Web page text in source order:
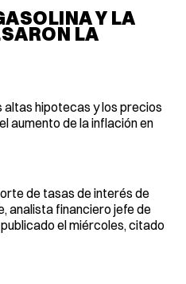
Y LA
LA
altas hipotecas y los precios
aumento de la inflación en
de tasas de interés de
analista financiero jefe de
el miércoles, citado